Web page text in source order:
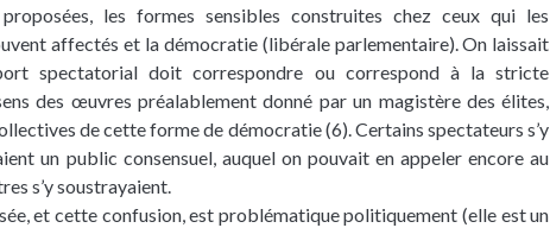
les formes sensibles construites chez ceux qui les
affectés et la démocratie (libérale parlementaire). On laissait
spectatorial doit correspondre ou correspond à la stricte
des œuvres préalablement donné par un magistère des élites,
de cette forme de démocratie (6). Certains spectateurs s’y
un public consensuel, auquel on pouvait en appeler encore au
s’y soustrayaient.
et cette confusion, est problématique politiquement (elle est un